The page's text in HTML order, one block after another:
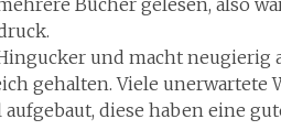
Bücher gelesen, also
und macht neugierig
gehalten. Viele unerwartete
diese haben eine